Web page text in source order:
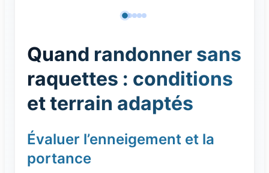
Quand randonner sans
raquettes : conditions
et terrain adaptés
Évaluer l’enneigement et la
portance